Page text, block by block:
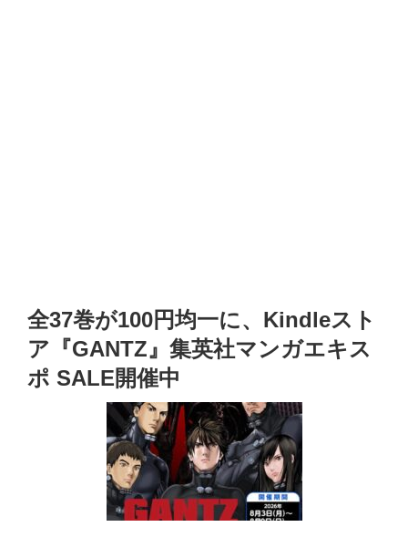
全37巻が100円均一に、Kindleスト
ア『GANTZ』集英社マンガエキス
ポ SALE開催中